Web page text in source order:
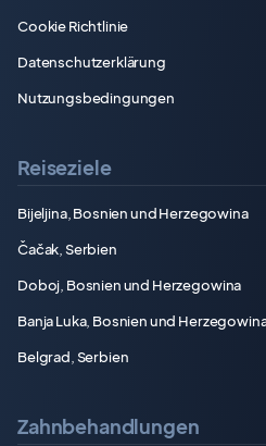
Cookie Richtlinie
Datenschutzerklärung
Nutzungsbedingungen
Reiseziele
Bijeljina, Bosnien und Herzegowina
Čačak, Serbien
Doboj, Bosnien und Herzegowina
Banja Luka, Bosnien und
Belgrad, Serbien
Zahnbehandlungen